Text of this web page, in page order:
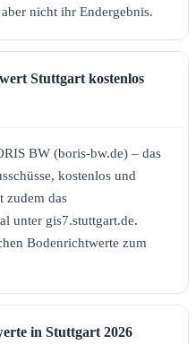
nicht ihr Endergebnis.
Stuttgart kostenlos
BW (boris-bw.de) – das
kostenlos und
zudem das
unter gis7.stuttgart.de.
Bodenrichtwerte zum
in Stuttgart 2026